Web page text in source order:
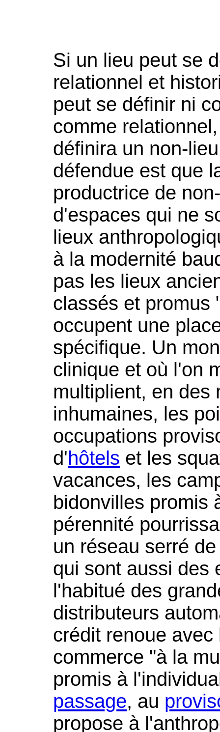
Si un lieu peut se
relationnel et
peut se définir ni
comme
définira un non-
défendue est que
productrice de
d'espaces qui ne
lieux
à la modernité
pas les lieux
classés et promus
occupent une
spécifique. Un
clinique et où l'on
multiplient, en des
inhumaines, les
occupations
d'hôtels et les
vacances, les
bidonvilles promis
pérennité
un réseau serré
qui sont aussi des
l'habitué des
distributeurs
crédit renoue
commerce "à la
promis à
passage, au
propose à